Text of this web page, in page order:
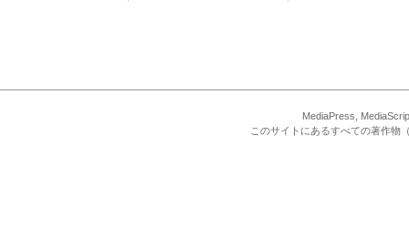
MediaPress,
このサイトにあるすべての著作物